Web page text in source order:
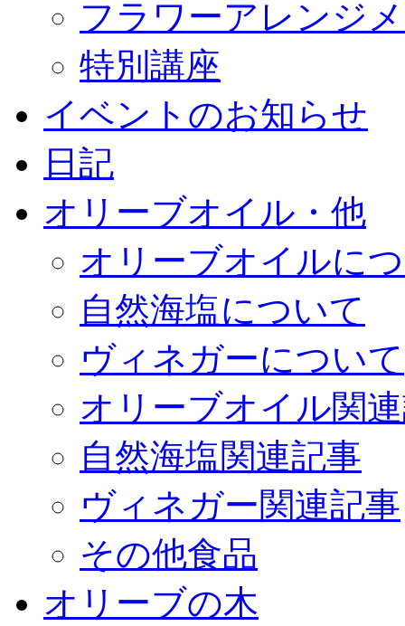
フラワーアレンジ
特別講座
イベントのお知らせ
日記
オリーブオイル・他
オリーブオイルに
自然海塩について
ヴィネガーについて
オリーブオイル関
自然海塩関連記事
ヴィネガー関連記事
その他食品
オリーブの木